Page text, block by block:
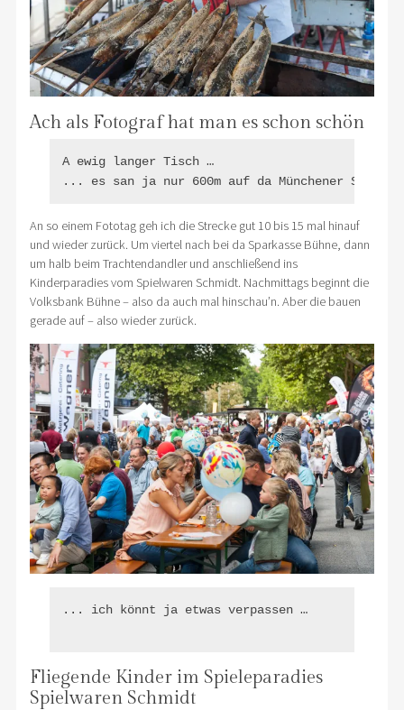
Ach als Fotograf hat man es schon schön
A ewig langer Tisch …
... es san ja nur 600m auf da Münchener
An so einem Fototag geh ich die Strecke gut 10 bis 15 mal hinauf
und wieder zurück. Um viertel nach bei da Sparkasse Bühne, dann
um halb beim Trachtendandler und anschließend ins
Kinderparadies vom Spielwaren Schmidt. Nachmittags beginnt die
Volksbank Bühne – also da auch mal hinschau’n. Aber die bauen
gerade auf – also wieder zurück.
... ich könnt ja etwas verpassen …
Fliegende Kinder im Spieleparadies
Spielwaren Schmidt